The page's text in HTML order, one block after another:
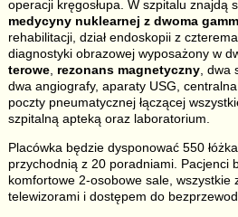
operacji kręgosłupa. W szpitalu znajdą
medycyny nuklearnej z dwoma
rehabilitacji, dział endoskopii z
diagnostyki obrazowej wyposażony w
terowe, rezonans magnetyczny, dwa
dwa angiografy, aparaty USG,
poczty pneumatycznej łączącej
szpitalną apteką oraz laboratorium.
Placówka będzie dysponować 550
przychodnią z 20 poradniami. Pacjenci
komfortowe 2-osobowe sale, wszystkie
telewizorami i dostępem do